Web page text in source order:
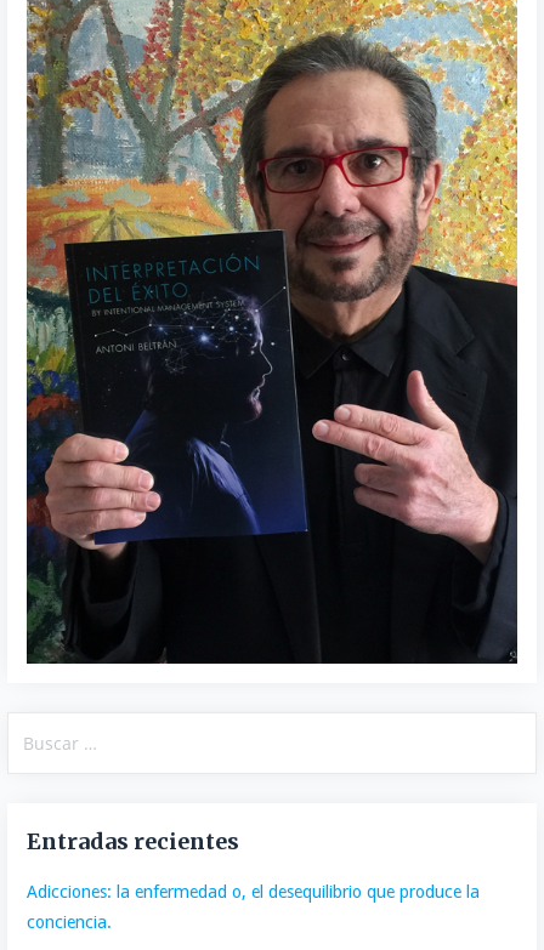
Entradas recientes
Adicciones: la enfermedad o, el desequilibrio que produce la
conciencia.